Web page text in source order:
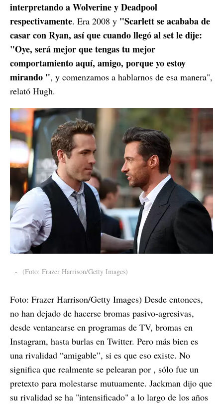
interpretando a Wolverine y Deadpool
respectivamente. Era 2008 y "Scarlett se acababa de
casar con Ryan, así que cuando llegó al set le dije:
"Oye, será mejor que tengas tu mejor
comportamiento aquí, amigo, porque yo estoy
mirando ", y comenzamos a hablarnos de esa manera",
relató Hugh.
- (Foto: Frazer Harrison/Getty Images)
Foto: Frazer Harrison/Getty Images) Desde entonces,
no han dejado de hacerse bromas pasivo-agresivas,
desde ventanearse en programas de TV, bromas en
Instagram, hasta burlas en Twitter. Pero más bien es
una rivalidad “amigable”, si es que eso existe. No
significa que realmente se pelearan por , sólo fue un
pretexto para molestarse mutuamente. Jackman dijo que
su rivalidad se ha "intensificado" a lo largo de los años